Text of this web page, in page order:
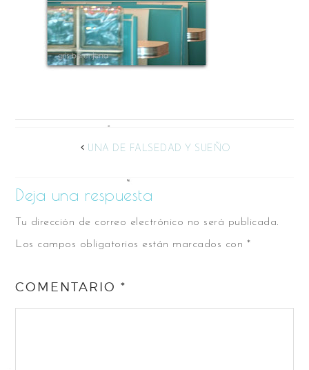
UNA DE FALSEDAD Y SUEÑO
Deja una respuesta
Tu dirección de correo electrónico no será publicada.
Los campos obligatorios están marcados con *
COMENTARIO*